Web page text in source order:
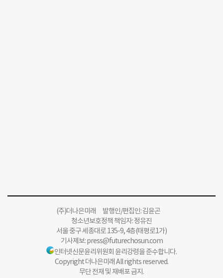
(주)더나은미래 발행인/편집인: 김윤곤
청소년보호정책 책임자: 정유진
서울 중구 세종대로 135-9, 4층(태평로1가)
기사제보:press@futurechosun.com
인터넷신문윤리위원회 윤리강령을 준수합니다.
Copyright 더나은미래 All rights reserved.
무단 전재 및 재배포 금지.